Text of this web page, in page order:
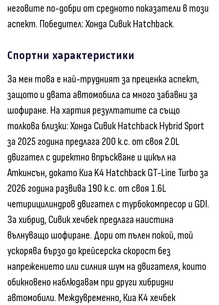
неговите по-добри от средното показатели в този
аспект. Победител: Хонда Сивик Hatchback.
Спортни характеристики
За мен това е най-трудният за преценка аспект,
защото и двата автомобила са много забавни за
шофиране. На хартия резултатите са също
толкова близки: Хонда Сивик Hatchback Hybrid Sport
за 2025 година предлага 200 к.с. от своя 2.0L
двигател с директно впръскване и цикъл на
Аткинсън, докато Киа K4 Hatchback GT-Line Turbo за
2026 година развива 190 к.с. от своя 1.6L
четирицилиндров двигател с турбокомпресор и GDI.
За хибрид, Сивик хечбек предлага наистина
вълнуващо шофиране. Дори от пълен покой, той
ускорява бързо до крейсерска скорост без
напрежението или силния шум на двигателя, които
обикновено наблюдавам при други хибридни
автомобили. Междувременно, Киа K4 хечбек